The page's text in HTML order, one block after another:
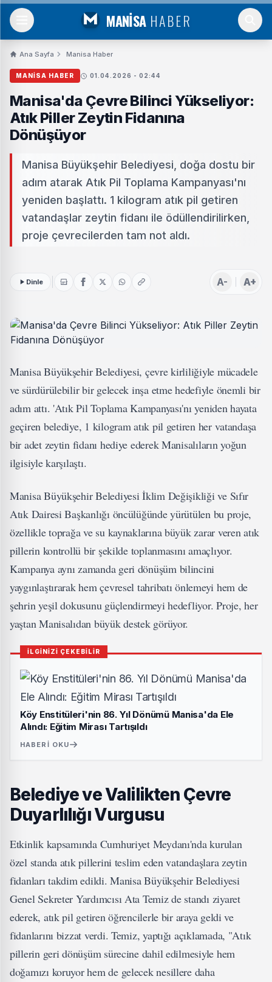
MANİSA HABER
Ana Sayfa Manisa Haber
MANISA HABER 01.04.2026 - 02:44
Manisa'da Çevre Bilinci Yükseliyor:
Atık Piller Zeytin Fidanına
Dönüşüyor
Manisa Büyükşehir Belediyesi, doğa dostu bir
adım atarak Atık Pil Toplama Kampanyası'nı
yeniden başlattı. 1 kilogram atık pil getiren
vatandaşlar zeytin fidanı ile ödüllendirilirken,
proje çevrecilerden tam not aldı.
Dinle A- A+
Manisa Büyükşehir Belediyesi, çevre kirliliğiyle mücadele
ve sürdürülebilir bir gelecek inşa etme hedefiyle önemli bir
adım attı. 'Atık Pil Toplama Kampanyası'nı yeniden hayata
geçiren belediye, 1 kilogram atık pil getiren her vatandaşa
bir adet zeytin fidanı hediye ederek Manisalıların yoğun
ilgisiyle karşılaştı.
Manisa Büyükşehir Belediyesi İklim Değişikliği ve Sıfır
Atık Dairesi Başkanlığı öncülüğünde yürütülen bu proje,
özellikle toprağa ve su kaynaklarına büyük zarar veren atık
pillerin kontrollü bir şekilde toplanmasını amaçlıyor.
Kampanya aynı zamanda geri dönüşüm bilincini
yaygınlaştırarak hem çevresel tahribatı önlemeyi hem de
şehrin yeşil dokusunu güçlendirmeyi hedefliyor. Proje, her
yaştan Manisalıdan büyük destek görüyor.
İLGİNİZİ ÇEKEBİLİR
Köy Enstitüleri'nin 86. Yıl Dönümü Manisa'da Ele
Alındı: Eğitim Mirası Tartışıldı
HABERI OKU
Belediye ve Valilikten Çevre
Duyarlılığı Vurgusu
Etkinlik kapsamında Cumhuriyet Meydanı'nda kurulan
özel standa atık pillerini teslim eden vatandaşlara zeytin
fidanları takdim edildi. Manisa Büyükşehir Belediyesi
Genel Sekreter Yardımcısı Ata Temiz de standı ziyaret
ederek, atık pil getiren öğrencilerle bir araya geldi ve
fidanlarını bizzat verdi. Temiz, yaptığı açıklamada, "Atık
pillerin geri dönüşüm sürecine dahil edilmesiyle hem
doğamızı koruyor hem de gelecek nesillere daha